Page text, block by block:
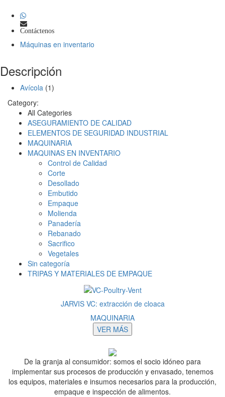
Contáctenos
Máquinas en inventario
Descripción
Avícola (1)
Category:
All Categories
ASEGURAMIENTO DE CALIDAD
ELEMENTOS DE SEGURIDAD INDUSTRIAL
MAQUINARIA
MAQUINAS EN INVENTARIO
Control de Calidad
Corte
Desollado
Embutido
Empaque
Molienda
Panadería
Rebanado
Sacrifico
Vegetales
Sin categoría
TRIPAS Y MATERIALES DE EMPAQUE
JARVIS VC: extracción de cloaca
MAQUINARIA
VER MÁS
De la granja al consumidor: somos el socio idóneo para
implementar sus procesos de producción y envasado, tenemos
los equipos, materiales e insumos necesarios para la producción,
empaque e inspección de alimentos.